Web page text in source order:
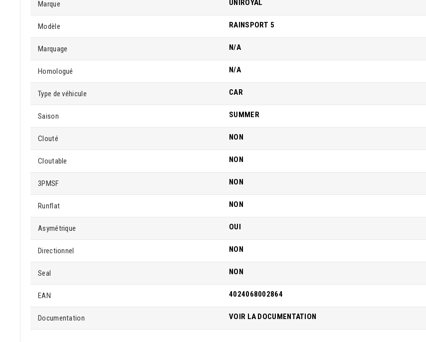
Marque UNIROYAL
Modèle RAINSPORT 5
Marquage N/A
Homologué N/A
Type de véhicule CAR
Saison SUMMER
Clouté NON
Cloutable NON
3PMSF NON
Runflat NON
Asymétrique OUI
Directionnel NON
Seal NON
EAN 4024068002864
Documentation VOIR LA DOCUMENTATION